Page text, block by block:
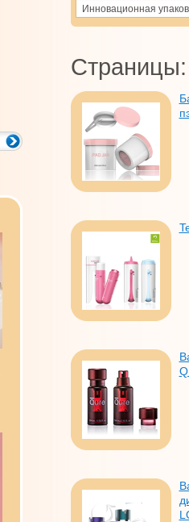
Инновационная
Страницы: